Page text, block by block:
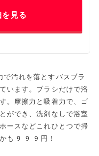
見る
汚れを落とすバスブラ
います。ブラシだけで浴
。摩擦力と吸着力で、ゴ
ができ、洗剤なしで浴室
ースなどこれひとつで掃
かも999円！